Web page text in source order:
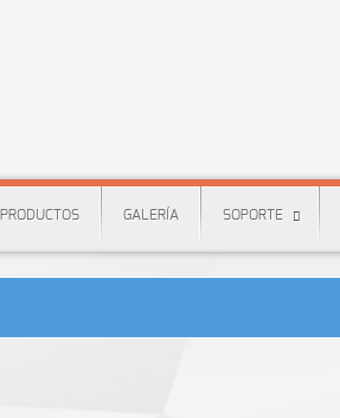
PRODUCTOS GALERÍA SOPORTE